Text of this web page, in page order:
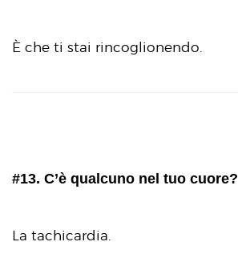
È che ti stai rincoglionendo.
#13. C’è qualcuno nel tuo cuore?
La tachicardia.